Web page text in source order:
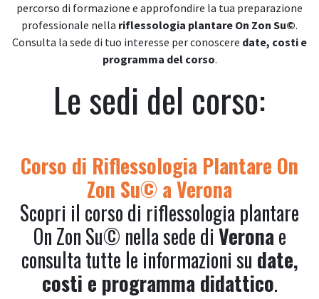
percorso di formazione e approfondire la tua preparazione
professionale nella riflessologia plantare On Zon Su©.
Consulta la sede di tuo interesse per conoscere date, costi e
programma del corso.
Le sedi del corso:
Corso di Riflessologia Plantare On
Zon Su© a Verona
Scopri il corso di riflessologia plantare
On Zon Su© nella sede diVeronae
consulta tutte le informazioni su date,
costi e programma didattico.